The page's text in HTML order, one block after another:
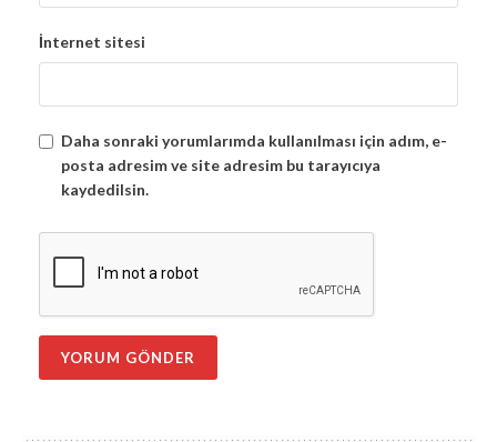
İnternet sitesi
Daha sonraki yorumlarımda kullanılması için adım, e-
posta adresim ve site adresim bu tarayıcıya
kaydedilsin.